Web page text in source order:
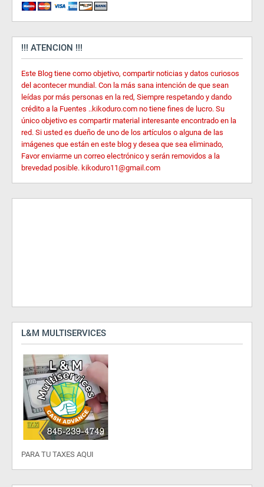
!!! ATENCION !!!
Este Blog tiene como objetivo, compartir noticias y datos curiosos
del acontecer mundial. Con la más sana intención de que sean
leídas por más personas en la red, Siempre respetando y dando
crédito a la Fuentes ..kikoduro.com no tiene fines de lucro. Su
único objetivo es compartir material interesante encontrado en la
red. Si usted es dueño de uno de los artículos o alguna de las
imágenes que están en este blog y desea que sea eliminado,
Favor enviarme un correo electrónico y serán removidos a la
brevedad posible. kikoduro11@gmail.com
L&M MULTISERVICES
PARA TU TAXES AQUI